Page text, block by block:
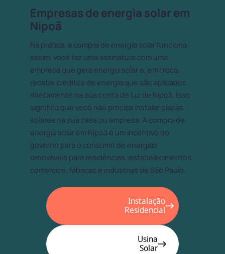
Empresas de energia solar em
Nipoã
Na prática, a compra de energia solar funciona
assim: você faz uma assinatura com uma
empresa que gera energia solar e, em troca,
recebe créditos de energia que são aplicados
diretamente na sua conta de luz de Nipoã. Isso
significa que você não precisa instalar placas
solares na sua casa ou empresa. A compra de
energia solar em Nipoã é um incentivo do
governo para o consumo de energias
renováveis para residências, estabelecimentos
comercios, fábricas e industrias de São Paulo.
Instalação
Residencial
Usina
Solar